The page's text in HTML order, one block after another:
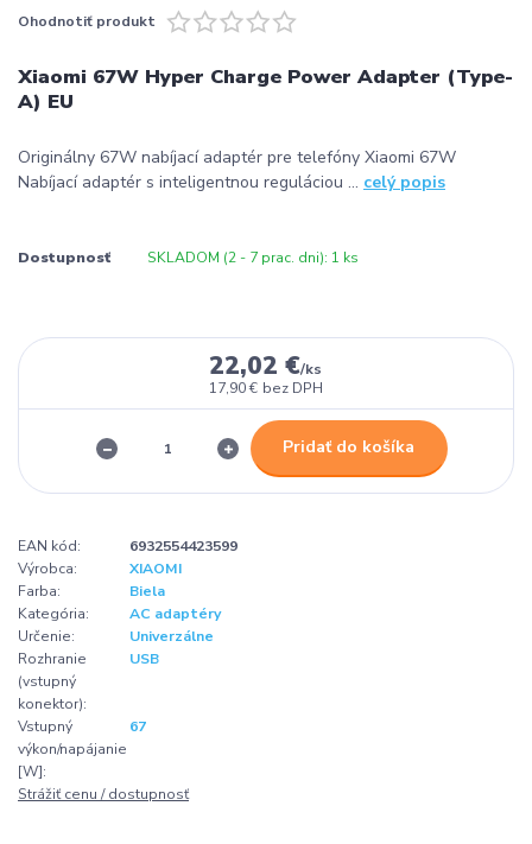
Ohodnotiť produkt
Xiaomi 67W Hyper Charge Power Adapter (Type-
A) EU
Originálny 67W nabíjací adaptér pre telefóny Xiaomi 67W
Nabíjací adaptér s inteligentnou reguláciou ... celý popis
Dostupnosť SKLADOM (2 - 7 prac. dni): 1 ks
22,02 €/ks
17,90 € bez DPH
Pridať do košíka
EAN kód:
6932554423599
Výrobca:
XIAOMI
Farba:
Biela
Kategória:
AC adaptéry
Určenie:
Univerzálne
Rozhranie
(vstupný
konektor):
USB
Vstupný
výkon/napájanie
[W]:
67
Strážiť cenu / dostupnosť